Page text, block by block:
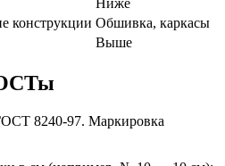
Ниже
конструкции Обшивка, каркасы
Выше
8240‑97. Маркировка